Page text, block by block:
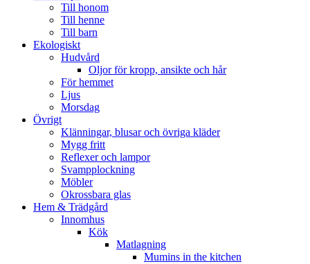
Till honom
Till henne
Till barn
Ekologiskt
Hudvård
Oljor för kropp, ansikte och hår
För hemmet
Ljus
Morsdag
Övrigt
Klänningar, blusar och övriga kläder
Mygg fritt
Reflexer och lampor
Svampplockning
Möbler
Okrossbara glas
Hem & Trädgård
Innomhus
Kök
Matlagning
Mumins in the kitchen